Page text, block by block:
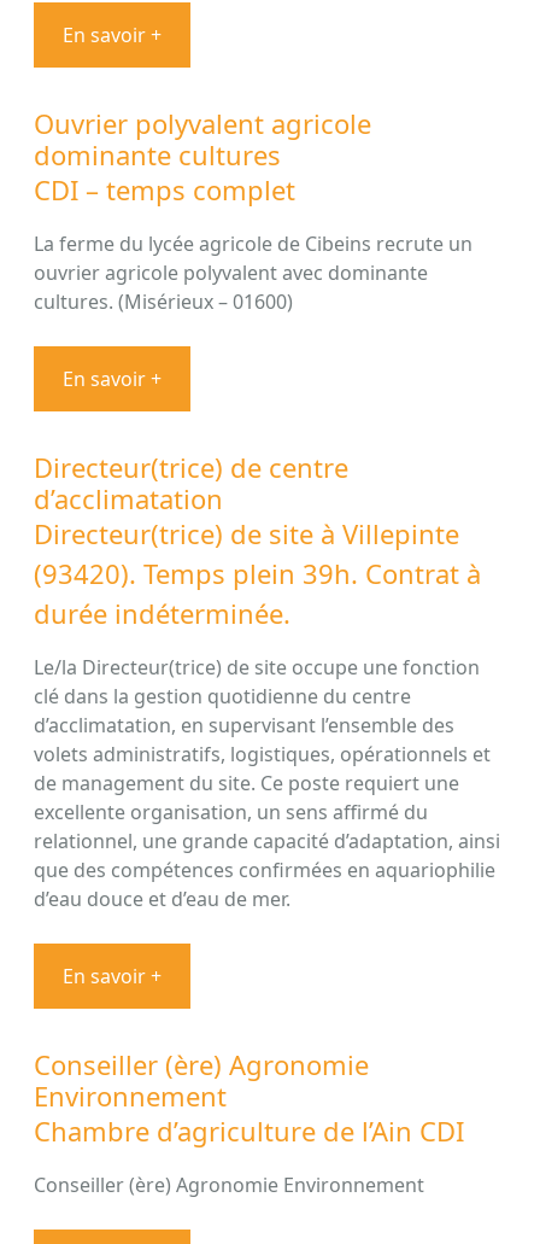
En savoir +
Ouvrier polyvalent agricole
dominante cultures
CDI – temps complet
La ferme du lycée agricole de Cibeins recrute un
ouvrier agricole polyvalent avec dominante
cultures. (Misérieux – 01600)
En savoir +
Directeur(trice) de centre
d’acclimatation
Directeur(trice) de site à Villepinte
(93420). Temps plein 39h. Contrat à
durée indéterminée.
Le/la Directeur(trice) de site occupe une fonction
clé dans la gestion quotidienne du centre
d’acclimatation, en supervisant l’ensemble des
volets administratifs, logistiques, opérationnels et
de management du site. Ce poste requiert une
excellente organisation, un sens affirmé du
relationnel, une grande capacité d’adaptation, ainsi
que des compétences confirmées en aquariophilie
d’eau douce et d’eau de mer.
En savoir +
Conseiller (ère) Agronomie
Environnement
Chambre d’agriculture de l’Ain CDI
Conseiller (ère) Agronomie Environnement